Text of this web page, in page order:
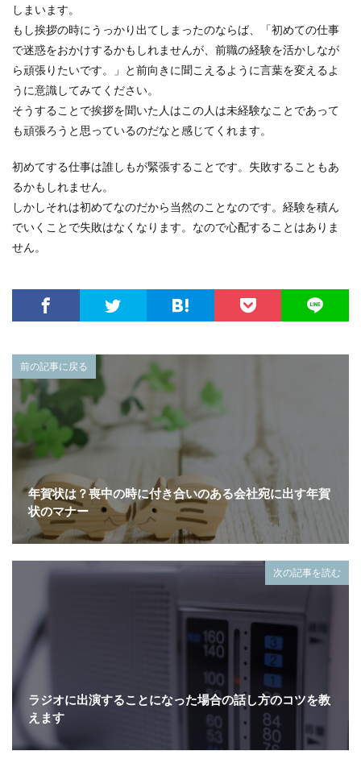
しまいます。
もし挨拶の時にうっかり出てしまったのならば、「初めての仕事
で迷惑をおかけするかもしれませんが、前職の経験を活かしなが
ら頑張りたいです。」と前向きに聞こえるように言葉を変えるよ
うに意識してみてください。
そうすることで挨拶を聞いた人はこの人は未経験なことであって
も頑張ろうと思っているのだなと感じてくれます。
初めてする仕事は誰しもが緊張することです。失敗することもあ
るかもしれません。
しかしそれは初めてなのだから当然のことなのです。経験を積ん
でいくことで失敗はなくなります。なので心配することはありま
せん。
前の記事に戻る
年賀状は？喪中の時に付き合いのある会社宛に出す年賀
状のマナー
次の記事を読む
ラジオに出演することになった場合の話し方のコツを教
えます